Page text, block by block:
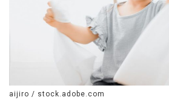
aijiro / stock.adobe.com